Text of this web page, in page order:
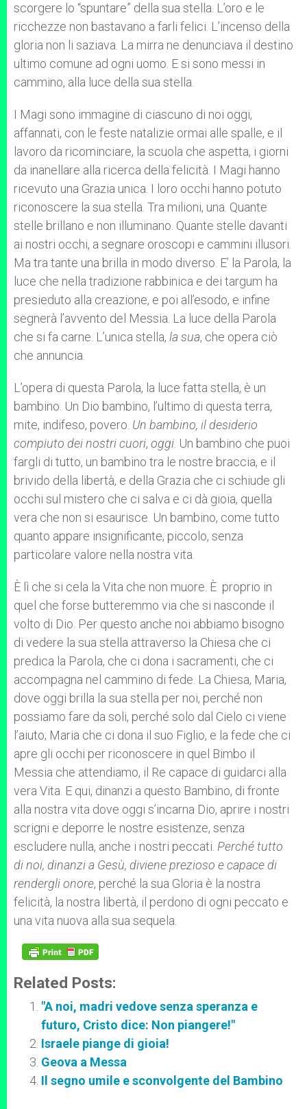
scorgere lo “spuntare” della sua stella. L’oro e le
ricchezze non bastavano a farli felici. L’incenso della
gloria non li saziava. La mirra ne denunciava il destino
ultimo comune ad ogni uomo. E si sono messi in
cammino, alla luce della sua stella.
I Magi sono immagine di ciascuno di noi oggi,
affannati, con le feste natalizie ormai alle spalle, e il
lavoro da ricominciare, la scuola che aspetta, i giorni
da inanellare alla ricerca della felicità. I Magi hanno
ricevuto una Grazia unica. I loro occhi hanno potuto
riconoscere la sua stella. Tra milioni, una. Quante
stelle brillano e non illuminano. Quante stelle davanti
ai nostri occhi, a segnare oroscopi e cammini illusori.
Ma tra tante una brilla in modo diverso. E’ la Parola, la
luce che nella tradizione rabbinica e dei targum ha
presieduto alla creazione, e poi all’esodo, e infine
segnerà l’avvento del Messia. La luce della Parola
che si fa carne. L’unica stella, la sua, che opera ciò
che annuncia.
L’opera di questa Parola, la luce fatta stella, è un
bambino. Un Dio bambino, l’ultimo di questa terra,
mite, indifeso, povero. Un bambino, il desiderio
compiuto dei nostri cuori, oggi . Un bambino che puoi
fargli di tutto, un bambino tra le nostre braccia, e il
brivido della libertà, e della Grazia che ci schiude gli
occhi sul mistero che ci salva e ci dà gioia, quella
vera che non si esaurisce. Un bambino, come tutto
quanto appare insignificante, piccolo, senza
particolare valore nella nostra vita.
È lì che si cela la Vita che non muore. È proprio in
quel che forse butteremmo via che si nasconde il
volto di Dio. Per questo anche noi abbiamo bisogno
di vedere la sua stella attraverso la Chiesa che ci
predica la Parola, che ci dona i sacramenti, che ci
accompagna nel cammino di fede. La Chiesa, Maria,
dove oggi brilla la sua stella per noi, perché non
possiamo fare da soli, perché solo dal Cielo ci viene
l’aiuto; Maria che ci dona il suo Figlio, e la fede che ci
apre gli occhi per riconoscere in quel Bimbo il
Messia che attendiamo, il Re capace di guidarci alla
vera Vita. E qui, dinanzi a questo Bambino, di fronte
alla nostra vita dove oggi s’incarna Dio, aprire i nostri
scrigni e deporre le nostre esistenze, senza
escludere nulla, anche i nostri peccati. Perché tutto
di noi, dinanzi a Gesù, diviene prezioso e capace di
rendergli onore, perché la sua Gloria è la nostra
felicità, la nostra libertà, il perdono di ogni peccato e
una vita nuova alla sua sequela.
Related Posts:
"A noi, madri vedove senza speranza e
futuro, Cristo dice: Non piangere!"
Israele piange di gioia!
Geova a Messa
Il segno umile e sconvolgente del Bambino